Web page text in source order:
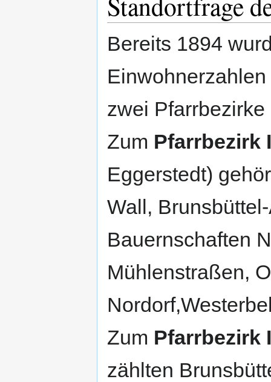
Bereits 1894
zwei
Zum Pfarrbezirk
Eggerstedt)
Wall,
Bauernschaften
Mühlenstraßen,
Zum Pfarrbezirk
zählten